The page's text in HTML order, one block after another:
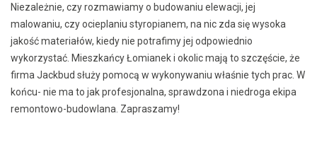
Niezależnie, czy rozmawiamy o budowaniu elewacji, jej
malowaniu, czy ocieplaniu styropianem, na nic zda się wysoka
jakość materiałów, kiedy nie potrafimy jej odpowiednio
wykorzystać. Mieszkańcy Łomianek i okolic mają to szczęście, że
firma Jackbud służy pomocą w wykonywaniu właśnie tych prac. W
końcu- nie ma to jak profesjonalna, sprawdzona i niedroga ekipa
remontowo-budowlana. Zapraszamy!